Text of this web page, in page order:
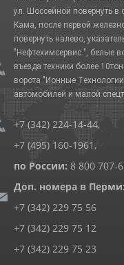
ул. Шоссейной повернуть в
Кама, после первой
повернуть налево,
"Нефтехимсервис ", белые
въезда техники более
ворота "Ионные
автомобилей и малой
+7 (342) 224-14-44,
+7 (495) 160-1961 ,
по России: 8 800 707-
Доп. номера в Перми:
+7 (342) 229 75 56
+7 (342) 229 75 12
+7 (342) 229 75 23